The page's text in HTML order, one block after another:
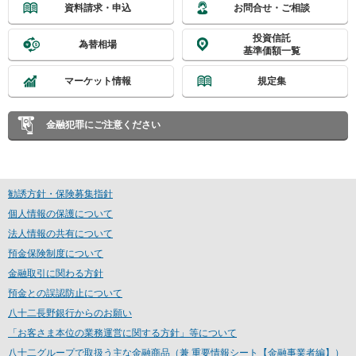
情
に
す
資料請求・申込 お問合せ・ご相談
為替相場
投資信託
基準価額一覧
マーケット情報 規定集
金融犯罪にご注意ください
勧誘方針・保険募集指針
個人情報の保護について
法人情報の共有について
預金保険制度について
金融取引に関わる方針
預金との誤認防止について
八十二長野銀行からのお願い
「お客さま本位の業務運営に関する方針」等について
八十二グループで取扱う主な金融商品（兼 重要情報シート【金融事業者編】）